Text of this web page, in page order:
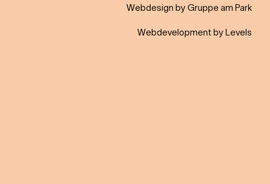
Webdesign by Gruppe am Park
Webdevelopment by Levels